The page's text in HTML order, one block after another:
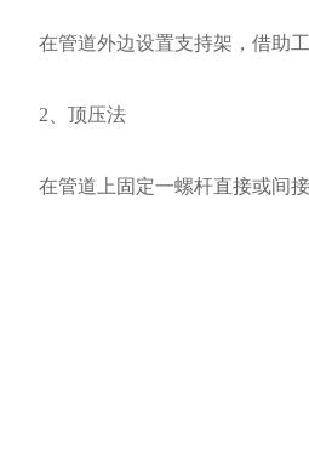
在管道外边设置支持架，借助工
2、顶压法
在管道上固定一螺杆直接或间接